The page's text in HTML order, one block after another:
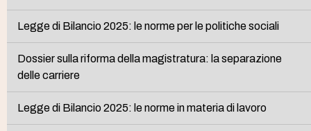
Legge di Bilancio 2025: le norme per le politiche sociali
Dossier sulla riforma della magistratura: la separazione
delle carriere
Legge di Bilancio 2025: le norme in materia di lavoro